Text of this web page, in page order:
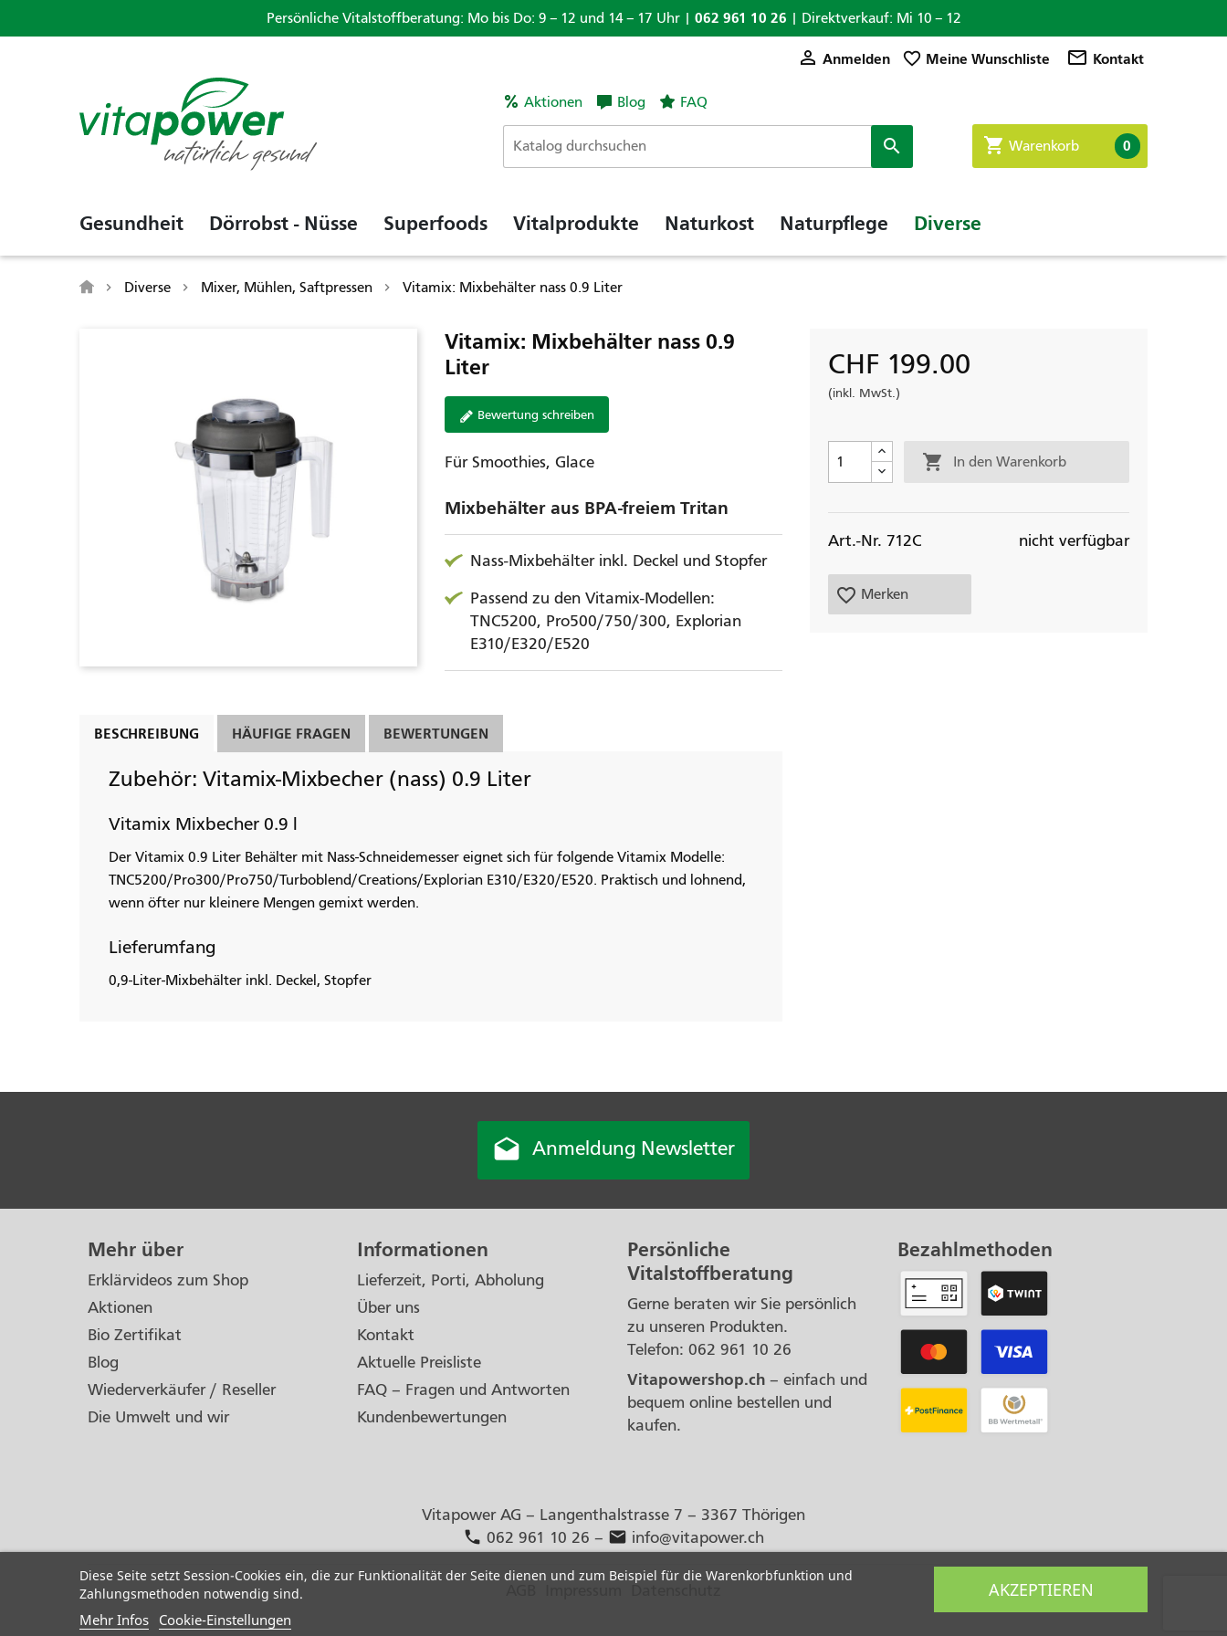
Persönliche Vitalstoffberatung: Mo bis Do: 9 – 12 und 14 – 17 Uhr | 062 961 10 26 | Direktverkauf: Mi 10 – 12
 Anmelden favorite_border Meine Wunschliste mail_outline Kontakt
Aktionen Blog FAQ
 shopping_cart Warenkorb 0
Gesundheit Dörrobst - Nüsse Superfoods Vitalprodukte Naturkost Naturpflege Diverse
Diverse Mixer, Mühlen, Saftpressen Vitamix: Mixbehälter nass 0.9 Liter
Vitamix: Mixbehälter nass 0.9
Liter
Bewertung schreiben
Für Smoothies, Glace
Mixbehälter aus BPA-freiem Tritan
Nass-Mixbehälter inkl. Deckel und Stopfer
Passend zu den Vitamix-Modellen:
TNC5200, Pro500/750/300, Explorian
E310/E320/E520
CHF 199.00
(inkl. MwSt.)
 In den Warenkorb
Art.-Nr. 712C nicht verfügbar
favorite_border Merken
BESCHREIBUNG HÄUFIGE FRAGEN BEWERTUNGEN
Zubehör: Vitamix-Mixbecher (nass) 0.9 Liter
Vitamix Mixbecher 0.9 l
Der Vitamix 0.9 Liter Behälter mit Nass-Schneidemesser eignet sich für folgende Vitamix Modelle:
TNC5200/Pro300/Pro750/Turboblend/Creations/Explorian E310/E320/E520. Praktisch und lohnend,
wenn öfter nur kleinere Mengen gemixt werden.
Lieferumfang
0,9-Liter-Mixbehälter inkl. Deckel, Stopfer
 Anmeldung Newsletter
Mehr über
Erklärvideos zum Shop
Aktionen
Bio Zertifikat
Blog
Wiederverkäufer / Reseller
Die Umwelt und wir
Informationen
Lieferzeit, Porti, Abholung
Über uns
Kontakt
Aktuelle Preisliste
FAQ – Fragen und Antworten
Kundenbewertungen
Persönliche
Vitalstoffberatung
Gerne beraten wir Sie persönlich
zu unseren Produkten.
Telefon: 062 961 10 26
Vitapowershop.ch– einfach und
bequem online bestellen und
kaufen.
Diese Seite setzt Session-Cookies ein, die zur Funktionalität der Seite dienen und zum Beispiel für die Warenkorbfunktion und
Zahlungsmethoden notwendig sind.
Mehr Infos Cookie-Einstellungen
AKZEPTIEREN
Bezahlmethoden
Vitapower AG – Langenthalstrasse 7 – 3367 Thörigen
phone 062 961 10 26 – mail info@vitapower.ch